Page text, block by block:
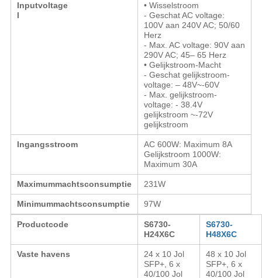
Inputvoltage
l
• Wisselstroom
- Geschat AC voltage:
100V aan 240V AC; 50/60
Herz
- Max. AC voltage: 90V aan
290V AC; 45– 65 Herz
• Gelijkstroom-Macht
- Geschat gelijkstroom-
voltage: – 48V~-60V
- Max. gelijkstroom-
voltage: - 38.4V
gelijkstroom ~-72V
gelijkstroom
Ingangsstroom AC 600W: Maximum 8A
Gelijkstroom 1000W:
Maximum 30A
Maximummachtsconsumptie 231W
Minimummachtsconsumptie 97W
Productcode
S6730-
H24X6C
S6730-
H48X6C
Vaste havens
24 x 10 Jol
SFP+, 6 x
40/100 Jol
48 x 10 Jol
SFP+, 6 x
40/100 Jol